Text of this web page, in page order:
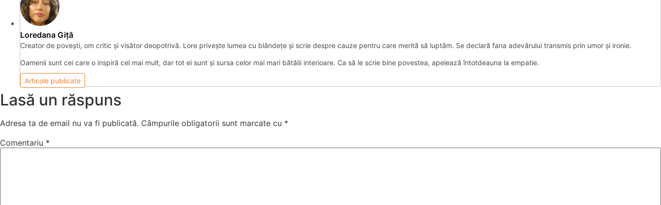
Loredana Giță
Creator de povești, om critic și visător deopotrivă. Lore privește lumea cu blândețe și scrie despre cauze pentru care merită să luptăm. Se declară fana adevărului transmis prin umor și ironie.
Oamenii sunt cei care o inspiră cel mai mult, dar tot ei sunt şi sursa celor mai mari bătălii interioare. Ca să le scrie bine povestea, apelează întotdeauna la empatie.
Articole publicate
Lasă un răspuns
Adresa ta de email nu va fi publicată. Câmpurile obligatorii sunt marcate cu *
Comentariu *